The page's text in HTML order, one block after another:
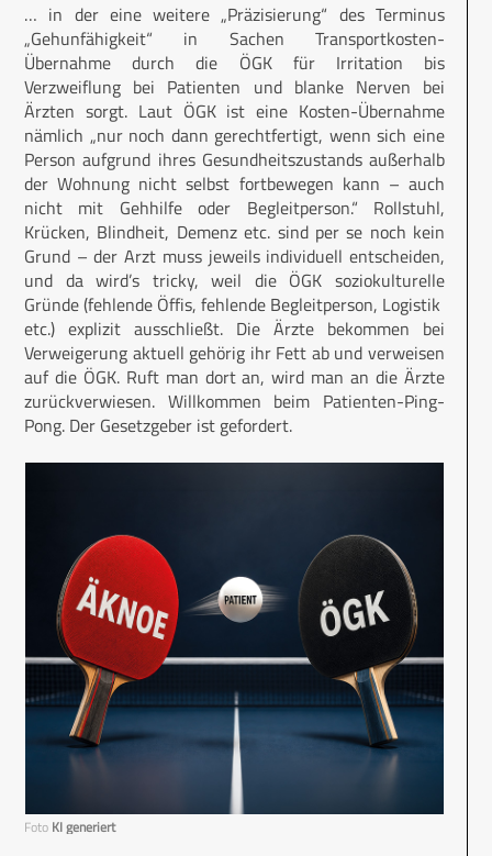
… in der eine weitere „Präzisierung“ des Terminus
„Gehunfähigkeit“ in Sachen Transportkosten-
Übernahme durch die ÖGK für Irritation bis
Verzweiflung bei Patienten und blanke Nerven bei
Ärzten sorgt. Laut ÖGK ist eine Kosten-Übernahme
nämlich „nur noch dann gerechtfertigt, wenn sich eine
Person aufgrund ihres Gesundheitszustands außerhalb
der Wohnung nicht selbst fortbewegen kann – auch
nicht mit Gehhilfe oder Begleitperson.“ Rollstuhl,
Krücken, Blindheit, Demenz etc. sind per se noch kein
Grund – der Arzt muss jeweils individuell entscheiden,
und da wird’s tricky, weil die ÖGK soziokulturelle
Gründe (fehlende Öffis, fehlende Begleitperson, Logistik
etc.) explizit ausschließt. Die Ärzte bekommen bei
Verweigerung aktuell gehörig ihr Fett ab und verweisen
auf die ÖGK. Ruft man dort an, wird man an die Ärzte
zurückverwiesen. Willkommen beim Patienten-Ping-
Pong. Der Gesetzgeber ist gefordert.
Foto KI generiert